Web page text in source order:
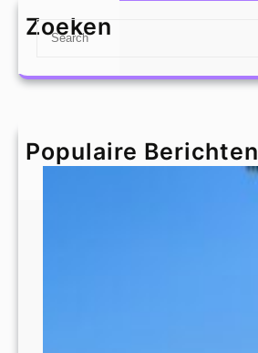
Zoeken
S
a
h
Populaire Berichten